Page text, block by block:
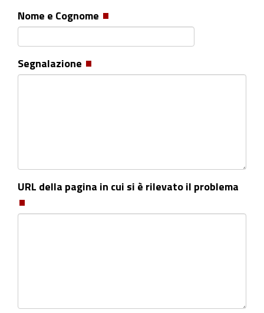
Nome e Cognome
Segnalazione
URL della pagina in cui si è rilevato il problema